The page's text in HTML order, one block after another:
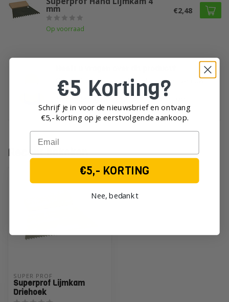
mm
Op voorraad
€2,48
Of heeft u hulp nodig bij het plaatsen van uw
order?
Neem dan gerust contact op met onze
klantenservice!
Recent bekeken
SUPER PROF
Superprof Lijmkam
Driehoek
€5 Korting?
Schrijf je in voor de nieuwsbrief en ontvang
€5,- korting op je eerstvolgende aankoop.
Email
€5,- KORTING
Nee, bedankt